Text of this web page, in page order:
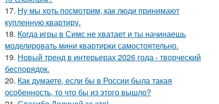
17. Ну мы хоть посмотрим, как люди принимают
купленную квартиру.
18. Когда игры в Симс не хватает и ты начинаешь
моделировать мини квартирки самостоятельно.
19. Новый тренд в интерьерах 2026 года - творческий
беспорядок.
20. Как думаете, если бы в России была такая
особенность, то что бы из этого вышло?